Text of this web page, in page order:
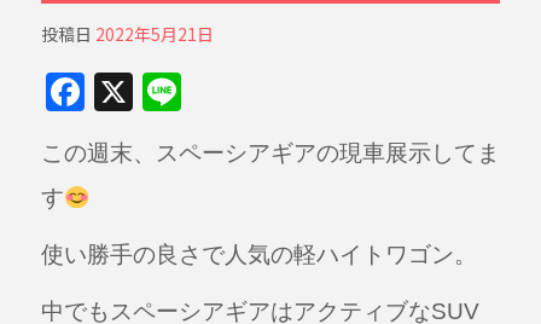
投稿日 2022年5月21日
F
a
c
e
b
X Li
n
e
この週末、スペーシアギアの現車展示してま
す
使い勝手の良さで人気の軽ハイトワゴン。
中でもスペーシアギアはアクティブなSUV